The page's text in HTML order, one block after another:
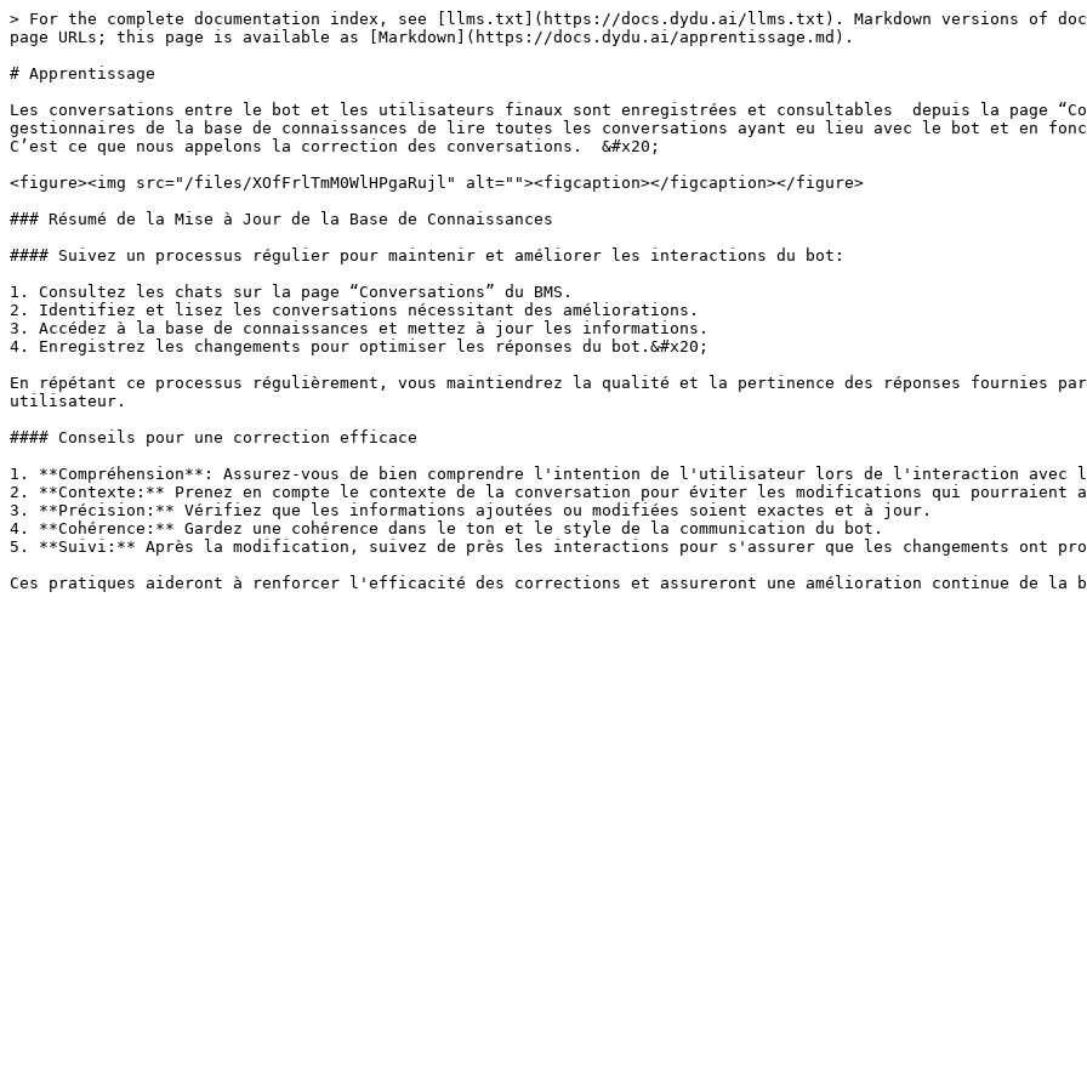
> For the complete documentation index, see [llms.txt](https://docs.dydu.ai/llms.txt). Markdown versions of
page URLs; this page is available as [Markdown](https://docs.dydu.ai/apprentissage.md).
# Apprentissage
Les conversations entre le bot et les utilisateurs finaux sont enregistrées et consultables  depuis la page
gestionnaires de la base de connaissances de lire toutes les conversations ayant eu lieu avec le bot et en
C’est ce que nous appelons la correction des conversations.  &#x20;
<figure><img src="/files/XOfFrlTmM0WlHPgaRujl" alt=""><figcaption></figcaption></figure>
### Résumé de la Mise à Jour de la Base de Connaissances
#### Suivez un processus régulier pour maintenir et améliorer les interactions du bot:
1. Consultez les chats sur la page “Conversations” du BMS.
2. Identifiez et lisez les conversations nécessitant des améliorations.
3. Accédez à la base de connaissances et mettez à jour les informations.
4. Enregistrez les changements pour optimiser les réponses du bot.&#x20;
En répétant ce processus régulièrement, vous maintiendrez la qualité et la pertinence des réponses fournies
utilisateur.
#### Conseils pour une correction efficace
1. **Compréhension**: Assurez-vous de bien comprendre l'intention de l'utilisateur lors de l'interaction avec
2. **Contexte:** Prenez en compte le contexte de la conversation pour éviter les modifications qui pourraient
3. **Précision:** Vérifiez que les informations ajoutées ou modifiées soient exactes et à jour.
4. **Cohérence:** Gardez une cohérence dans le ton et le style de la communication du bot.
5. **Suivi:** Après la modification, suivez de près les interactions pour s'assurer que les changements ont